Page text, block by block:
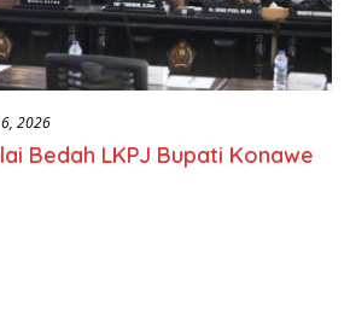
2026
Bedah LKPJ Bupati Konawe